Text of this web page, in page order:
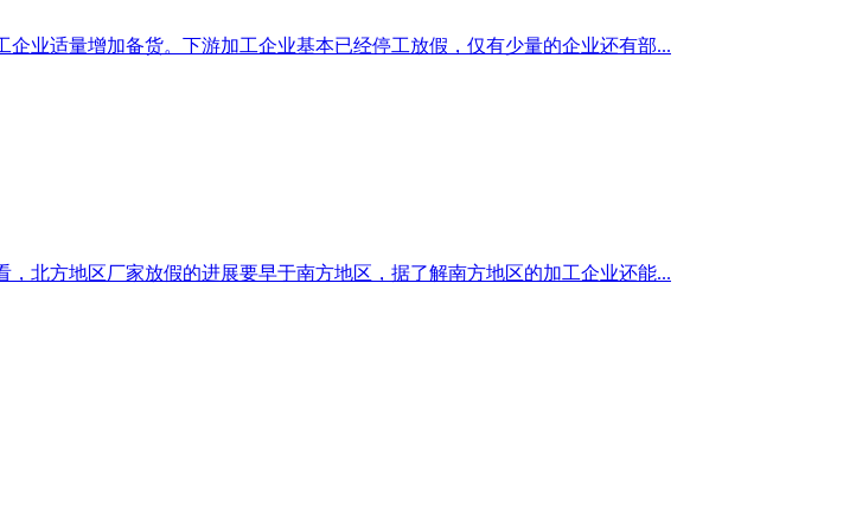
业适量增加备货。下游加工企业基本已经停工放假，仅有少量的企业还有部...
北方地区厂家放假的进展要早于南方地区，据了解南方地区的加工企业还能...